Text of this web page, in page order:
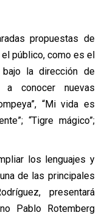
propuestas de
público, como es el
bajo la dirección de
a conocer nuevas
“Mi vida es
“Tigre mágico”;
los lenguajes y
de las principales
presentará
Pablo Rotemberg